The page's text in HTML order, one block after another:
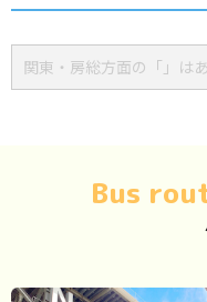
関東・房総方面の「」は
Bus